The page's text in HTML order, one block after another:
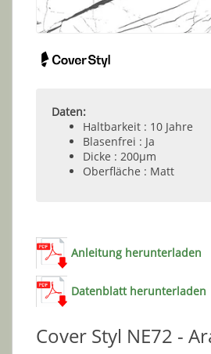
Daten:
Haltbarkeit : 10 Jahre
Blasenfrei : Ja
Dicke : 200µm
Oberfläche : Matt
Anleitung herunterladen
Datenblatt herunterladen
Cover Styl NE72 -